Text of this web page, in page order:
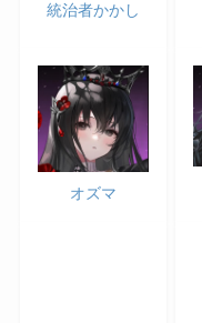
統治者かかし
オズマ